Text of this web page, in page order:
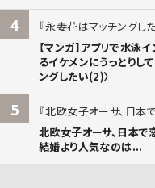
4
永妻花はマッチングし
【マンガ】アプリで水泳
るイケメンにうっとりし
ングしたい(2)〉
5
北欧女子オーサ、日本
北欧女子オーサ、日本で
結婚より人気なのは...